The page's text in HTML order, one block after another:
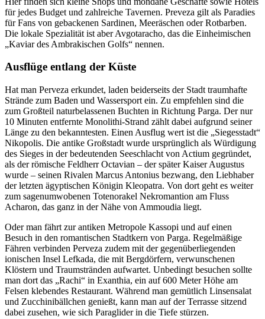
für jedes Budget und zahlreiche Tavernen. Preveza gilt als Paradies
für Fans von gebackenen Sardinen, Meeräschen oder Rotbarben.
Die lokale Spezialität ist aber Avgotaracho, das die Einheimischen
„Kaviar des Ambrakischen Golfs“ nennen.
Ausflüge entlang der Küste
Hat man Perveza erkundet, laden beiderseits der Stadt traumhafte
Strände zum Baden und Wassersport ein. Zu empfehlen sind die
zum Großteil naturbelassenen Buchten in Richtung Parga. Der nur
10 Minuten entfernte Monolithi-Strand zählt dabei aufgrund seiner
Länge zu den bekanntesten. Einen Ausflug wert ist die „Siegesstadt“
Nikopolis. Die antike Großstadt wurde ursprünglich als Würdigung
des Sieges in der bedeutenden Seeschlacht von Actium gegründet,
als der römische Feldherr Octavian – der später Kaiser Augustus
wurde – seinen Rivalen Marcus Antonius bezwang, den Liebhaber
der letzten ägyptischen Königin Kleopatra. Von dort geht es weiter
zum sagenumwobenen Totenorakel Nekromantion am Fluss
Acharon, das ganz in der Nähe von Ammoudia liegt.
Oder man fährt zur antiken Metropole Kassopi und auf einen
Besuch in den romantischen Stadtkern von Parga. Regelmäßige
Fähren verbinden Perveza zudem mit der gegenüberliegenden
ionischen Insel Lefkada, die mit Bergdörfern, verwunschenen
Klöstern und Traumstränden aufwartet. Unbedingt besuchen sollte
man dort das „Rachi“ in Exanthia, ein auf 600 Meter Höhe am
Felsen klebendes Restaurant. Während man gemütlich Linsensalat
und Zucchinibällchen genießt, kann man auf der Terrasse sitzend
dabei zusehen, wie sich Paraglider in die Tiefe stürzen.